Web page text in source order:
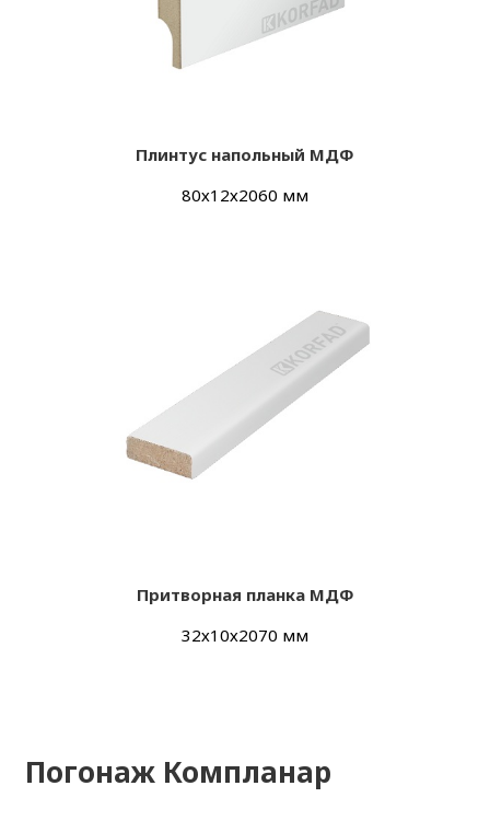
Плинтус напольный МДФ
80х12х2060 мм
Притворная планка МДФ
32х10х2070 мм
Погонаж Компланар